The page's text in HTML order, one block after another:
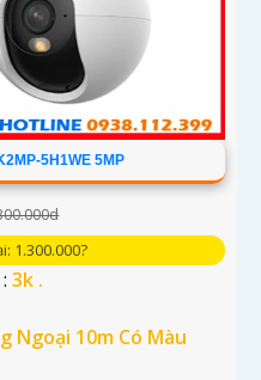
5H1WE 5MP
1.300.000?
3k .
Ngoại 10m Có Màu